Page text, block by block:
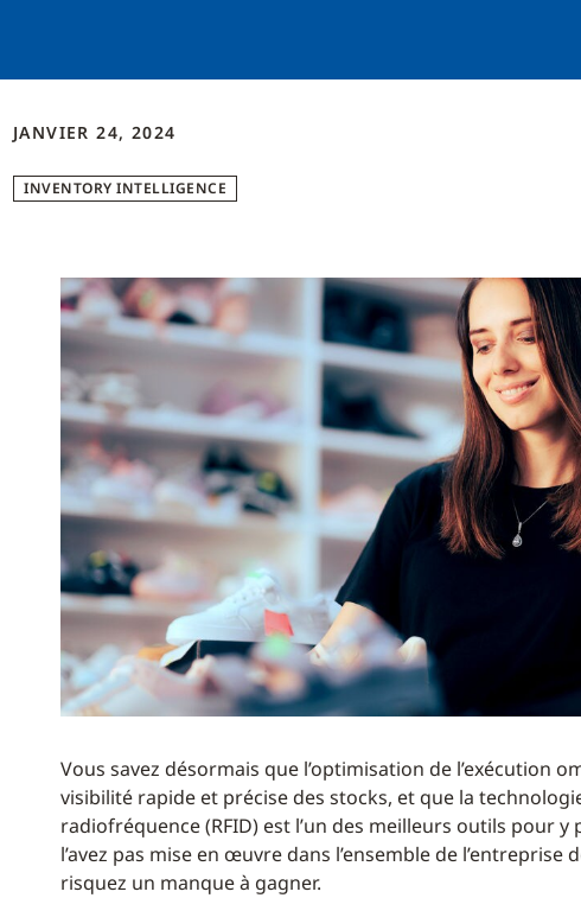
JANVIER 24, 2024
INVENTORY INTELLIGENCE
Vous savez désormais que l’optimisation de l’exécution
visibilité rapide et précise des stocks, et que la
radiofréquence (RFID) est l’un des meilleurs outils pour y
l’avez pas mise en œuvre dans l’ensemble de l’entreprise
risquez un manque à gagner.